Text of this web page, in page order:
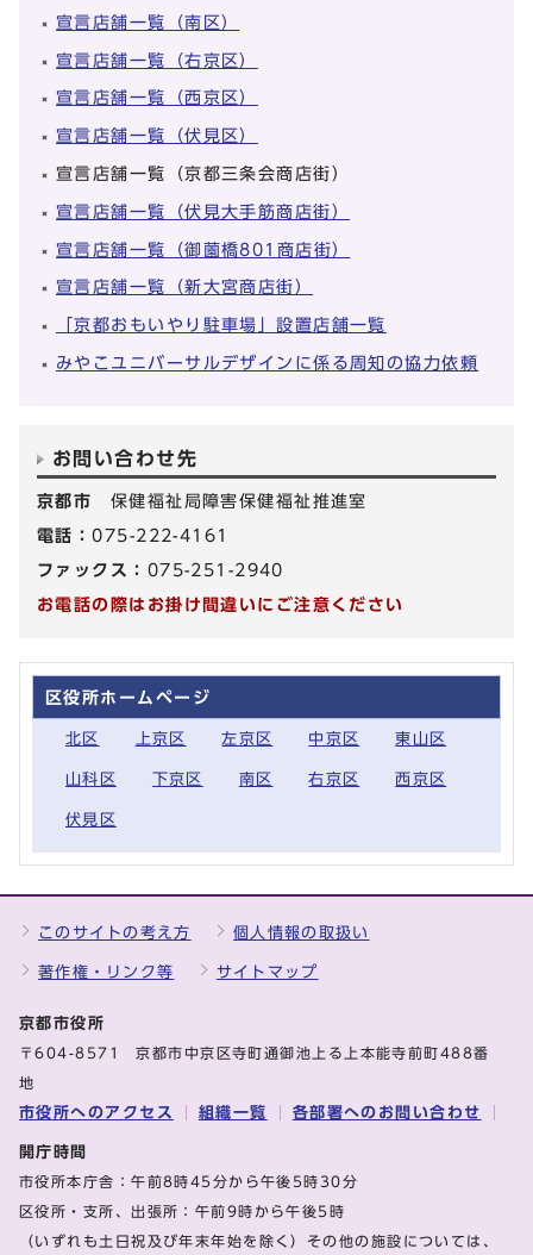
宣言店舗一覧（南区）
宣言店舗一覧（右京区）
宣言店舗一覧（西京区）
宣言店舗一覧（伏見区）
宣言店舗一覧（京都三条会商店街）
宣言店舗一覧（伏見大手筋商店街）
宣言店舗一覧（御薗橋801商店街）
宣言店舗一覧（新大宮商店街）
「京都おもいやり駐車場」設置店舗一覧
みやこユニバーサルデザインに係る周知の協力依頼
お問い合わせ先
京都市 保健福祉局障害保健福祉推進室
電話：075-222-4161
ファックス： 075-251-2940
お電話の際はお掛け間違いにご注意ください
区役所ホームページ
北区 上京区 左京区 中京区 東山区
山科区 下京区 南区 右京区 西京区
伏見区
このサイトの考え方 個人情報の取扱い
著作権・リンク等 サイトマップ
京都市役所
〒604-8571 京都市中京区寺町通御池上る上本能寺前町488番
地
市役所へのアクセス 組織一覧 各部署へのお問い合わせ
開庁時間
市役所本庁舎：午前8時45分から午後5時30分
区役所・支所、出張所：午前9時から午後5時
（いずれも土日祝及び年末年始を除く）その他の施設については、